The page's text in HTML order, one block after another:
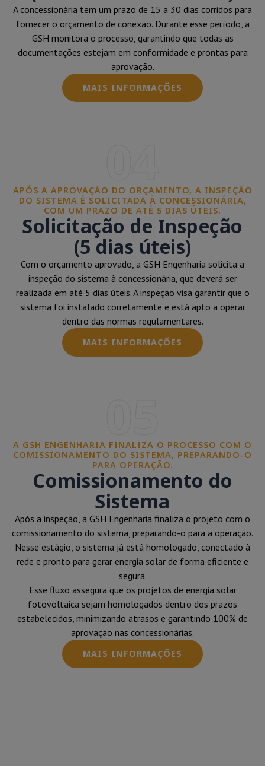
A concessionária tem um prazo de 15 a 30 dias corridos para
fornecer o orçamento de conexão. Durante esse período, a
GSH monitora o processo, garantindo que todas as
documentações estejam em conformidade e prontas para
aprovação.
MAIS INFORMAÇÕES
APÓS A APROVAÇÃO DO ORÇAMENTO, A INSPEÇÃO
DO SISTEMA É SOLICITADA À CONCESSIONÁRIA,
COM UM PRAZO DE ATÉ 5 DIAS ÚTEIS.
Solicitação de Inspeção
(5 dias úteis)
Com o orçamento aprovado, a GSH Engenharia solicita a
inspeção do sistema à concessionária, que deverá ser
realizada em até 5 dias úteis. A inspeção visa garantir que o
sistema foi instalado corretamente e está apto a operar
dentro das normas regulamentares.
MAIS INFORMAÇÕES
A GSH ENGENHARIA FINALIZA O PROCESSO COM O
COMISSIONAMENTO DO SISTEMA, PREPARANDO-O
PARA OPERAÇÃO.
Comissionamento do
Sistema
Após a inspeção, a GSH Engenharia finaliza o projeto com o
comissionamento do sistema, preparando-o para a operação.
Nesse estágio, o sistema já está homologado, conectado à
rede e pronto para gerar energia solar de forma eficiente e
segura.
Esse fluxo assegura que os projetos de energia solar
fotovoltaica sejam homologados dentro dos prazos
estabelecidos, minimizando atrasos e garantindo 100% de
aprovação nas concessionárias.
MAIS INFORMAÇÕES